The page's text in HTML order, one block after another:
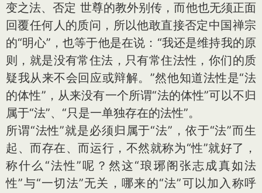
变之法、否定 世尊的教外别传，而他也无须正面
回覆任何人的质问，所以他敢直接否定中国禅宗
的“明心”，也等于他是在说：“我还是维持我的原
则，就是没有常住法，只有常住法性，你们的质
疑我从来不会回应或辩解。”然他知道法性是“法
的体性”，从来没有一个所谓“法的体性”可以不归
属于“法”、“只是一单独存在的法性”。
所谓“法性”就是必须归属于“法”，依于“法”而生
起、而存在、而运行，不然就称为“性”就好了，
称什么“法性”呢？然这“琅琊阁张志成真如法
性”与“一切法”无关，哪来的“法”可以加入称呼